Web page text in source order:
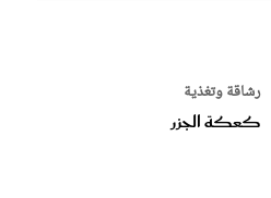
رشاقة وتغذية
كعكة الجزر